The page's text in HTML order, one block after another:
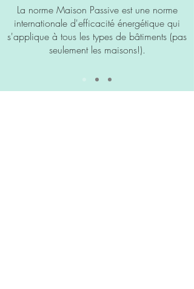
La norme Maison Passive est une norme
internationale d'efficacité énergétique qui
s'applique à tous les types de bâtiments (pas
seulement les maisons!).